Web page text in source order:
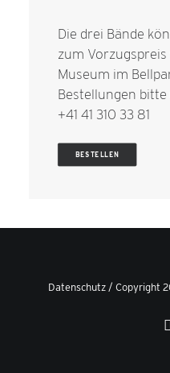
Die drei Bände
zum Vorzugspreis
Museum im
Bestellungen
+41 41 310 33 81
BESTELLEN
Datenschutz/ Copyright